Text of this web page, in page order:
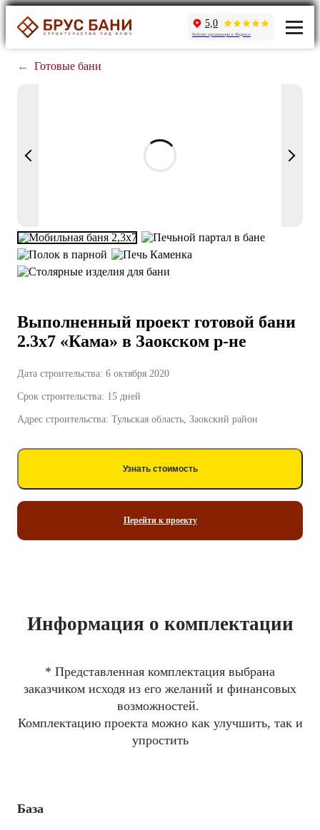
5,0
Рейтинг организации в Яндексе
← Готовые бани
Выполненный проект готовой бани
2.3х7 «Кама» в Заокском р-не
Дата строительства: 6 октября 2020
Срок строительства: 15 дней
Адрес строительства: Тульская область, Заокский район
Узнать стоимость
Перейти к проекту
Информация о комплектации
* Представленная комплектация выбрана
заказчиком исходя из его желаний и финансовых
возможностей.
Комплектацию проекта можно как улучшить, так и
упростить
База